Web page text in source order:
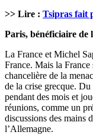
>> Lire : Tsipras fait
Paris, bénéficiaire de
La France et Michel
France. Mais la
chancelière de la
de la crise grecque.
pendant des mois et
réunions, comme un
discussions des mains
l’Allemagne.